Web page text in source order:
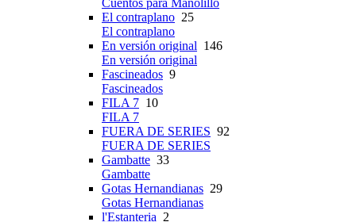
Cuentos para Manolillo
El contraplano 25
El contraplano
En versión original 146
En versión original
Fascineados 9
Fascineados
FILA 7 10
FILA 7
FUERA DE SERIES 92
FUERA DE SERIES
Gambatte 33
Gambatte
Gotas Hernandianas 29
Gotas Hernandianas
l'Estanteria 2